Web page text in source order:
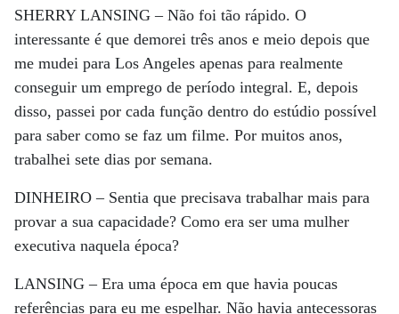
SHERRY LANSING –Não foi tão rápido. O
interessante é que demorei três anos e meio depois que
me mudei para Los Angeles apenas para realmente
conseguir um emprego de período integral. E, depois
disso, passei por cada função dentro do estúdio possível
para saber como se faz um filme. Por muitos anos,
trabalhei sete dias por semana.
DINHEIRO – Sentia que precisava trabalhar mais para
provar a sua capacidade? Como era ser uma mulher
executiva naquela época?
LANSING –Era uma época em que havia poucas
referências para eu me espelhar. Não havia antecessoras